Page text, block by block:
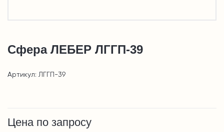
Сфера ЛЕБЕР ЛГГП-39
Артикул: ЛГГП-39
Цена по запросу